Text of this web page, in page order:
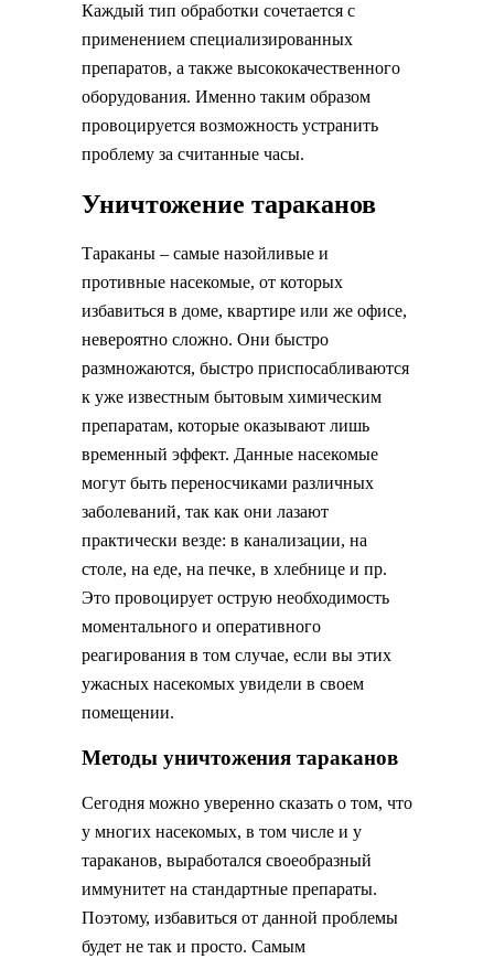
Каждый тип обработки сочетается с
применением специализированных
препаратов, а также высококачественного
оборудования. Именно таким образом
провоцируется возможность устранить
проблему за считанные часы.
Уничтожение тараканов
Тараканы – самые назойливые и
противные насекомые, от которых
избавиться в доме, квартире или же офисе,
невероятно сложно. Они быстро
размножаются, быстро приспосабливаются
к уже известным бытовым химическим
препаратам, которые оказывают лишь
временный эффект. Данные насекомые
могут быть переносчиками различных
заболеваний, так как они лазают
практически везде: в канализации, на
столе, на еде, на печке, в хлебнице и пр.
Это провоцирует острую необходимость
моментального и оперативного
реагирования в том случае, если вы этих
ужасных насекомых увидели в своем
помещении.
Методы уничтожения тараканов
Сегодня можно уверенно сказать о том, что
у многих насекомых, в том числе и у
тараканов, выработался своеобразный
иммунитет на стандартные препараты.
Поэтому, избавиться от данной проблемы
будет не так и просто. Самым